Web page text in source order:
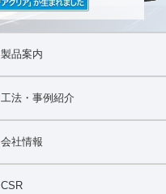
製品案内
工法・事例紹介
会社情報
CSR